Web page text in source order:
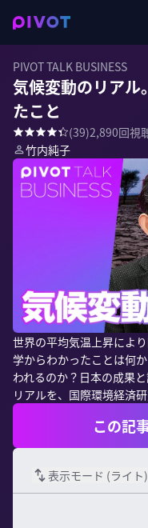
PIVOT TALK BUSINESS
気候変動のリアル
たこと
(39)2,890回視
竹内純子
世界の平均気温上昇によ
学からわかったことは何
われるのか？日本の成果
リアルを、国際環境経済
この記
表示モード (ライト)